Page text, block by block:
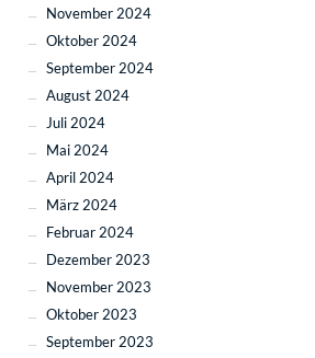
November 2024
Oktober 2024
September 2024
August 2024
Juli 2024
Mai 2024
April 2024
März 2024
Februar 2024
Dezember 2023
November 2023
Oktober 2023
September 2023